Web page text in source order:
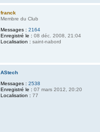
franck
Membre du Club
Messages : 2164
Enregistré le : 08 déc. 2008, 21:04
Localisation : saint-nabord
AStech
Messages : 2538
Enregistré le : 07 mars 2012, 20:20
Localisation : 77